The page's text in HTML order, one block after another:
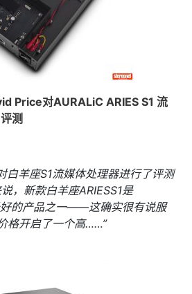
Price对AURALiC ARIES S1 流
测
白羊座S1流媒体处理器进行了评测
，新款白羊座ARIESS1是
的产品之一——这确实很有说服
格开启了一个高……”